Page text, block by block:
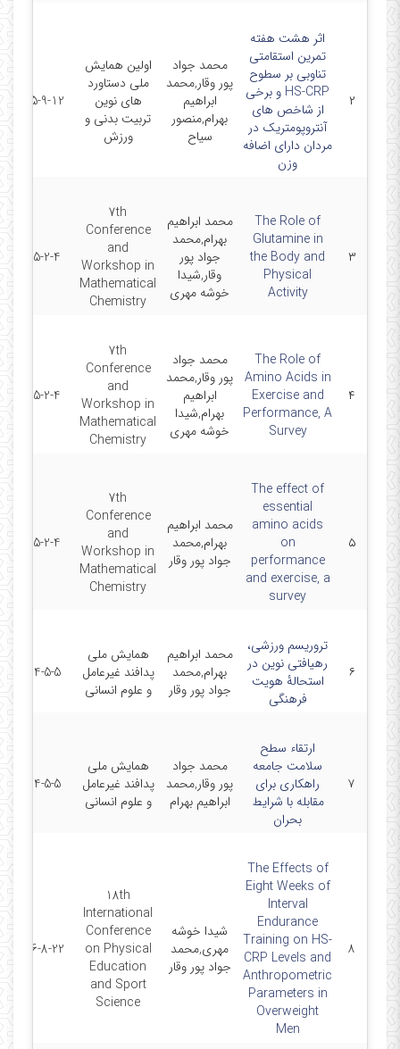
۲
اثر هشت هفته
تمرین استقامتی
تناوبی بر سطوح
HS-CRP و برخی
از شاخص های
آنتروپومتریک در
مردان دارای اضافه
وزن
محمد جواد
پور وقار,محمد
ابراهیم
بهرام,منصور
سیاح
اولین همایش
ملی دستاورد
های نوین
تربیت بدنی و
ورزش
2015-9-12
۳
The Role of
Glutamine in
the Body and
Physical
Activity
محمد ابراهیم
بهرام,محمد
جواد پور
وقار,شیدا
خوشه مهری
7th
Conference
and
Workshop in
Mathematical
Chemistry
2015-2-4
۴
The Role of
Amino Acids in
Exercise and
Performance, A
Survey
محمد جواد
پور وقار,محمد
ابراهیم
بهرام,شیدا
خوشه مهری
7th
Conference
and
Workshop in
Mathematical
Chemistry
2015-2-4
۵
The effect of
essential
amino acids
on
performance
and exercise, a
survey
محمد ابراهیم
بهرام,محمد
جواد پور وقار
7th
Conference
and
Workshop in
Mathematical
Chemistry
2015-2-4
۶
تروریسم ورزشی،
رهیافتی نوین در
استحالۀ هویت
فرهنگی
محمد ابراهیم
بهرام,محمد
جواد پور وقار
همایش ملی
پدافند غیرعامل
و علوم انسانی
2014-5-5
۷
ارتقاء سطح
سلامت جامعه
راهکاری برای
مقابله با شرایط
بحران
محمد جواد
پور وقار,محمد
ابراهیم بهرام
همایش ملی
پدافند غیرعامل
و علوم انسانی
2014-5-5
۸
The Effects of
Eight Weeks of
Interval
Endurance
Training on HS-
CRP Levels and
Anthropometric
Parameters in
Overweight
Men
شیدا خوشه
مهری,محمد
جواد پور وقار
18th
International
Conference
on Physical
Education
and Sport
Science
2016-8-22